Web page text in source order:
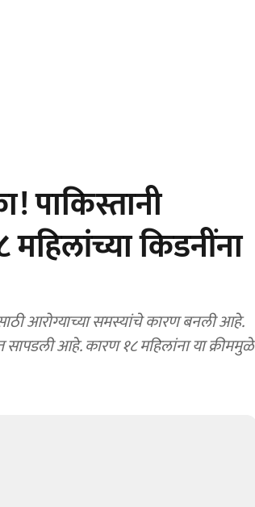
पाकिस्तानी
महिलांच्या किडनींना
आरोग्याच्या समस्यांचे कारण बनली आहे.
सापडली आहे. कारण १८ महिलांना या क्रीममुळे